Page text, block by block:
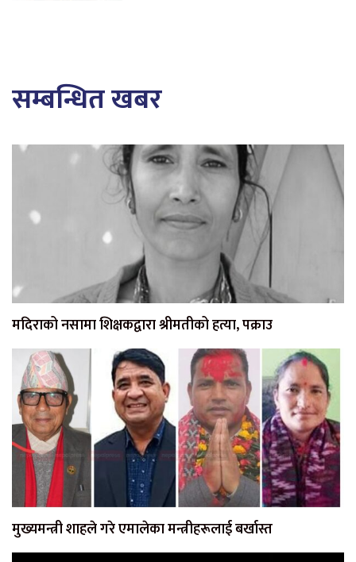
सम्बन्धित खबर
मदिराको नसामा शिक्षकद्वारा श्रीमतीको हत्या, पक्राउ
मुख्यमन्त्री शाहले गरे एमालेका मन्त्रीहरूलाई बर्खास्त